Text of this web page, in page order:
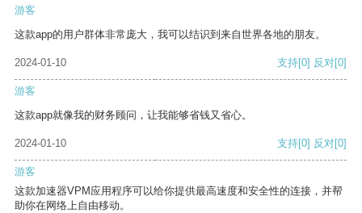
游客
这款app的用户群体非常庞大，我可以结识到来自世界各地的朋友。
2024-01-10 支持[0] 反对[0]
游客
这款app就像我的财务顾问，让我能够省钱又省心。
2024-01-10 支持[0] 反对[0]
游客
这款加速器VPM应用程序可以给你提供最高速度和安全性的连接，并帮
助你在网络上自由移动。